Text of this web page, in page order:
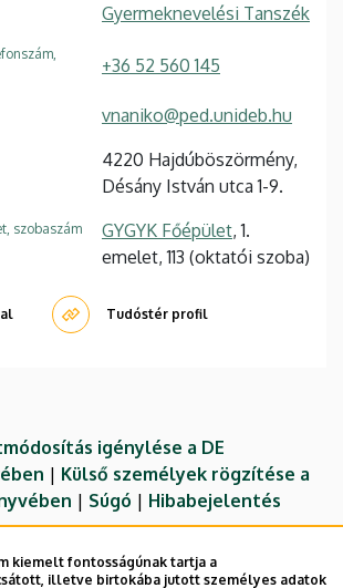
Gyermeknevelési Tanszék
+36 52 560 145
vnaniko@ped.unideb.hu
4220 Hajdúböszörmény,
Désány István utca 1-9.
szobaszám GYGYK Főépület, 1.
emelet, 113 (oktatói szoba)
Tudóstér profil
igénylése a DE
| Külső személyek rögzítése a
| Súgó | Hibabejelentés
kiemelt fontosságúnak tartja a
illetve birtokába jutott személyes adatok